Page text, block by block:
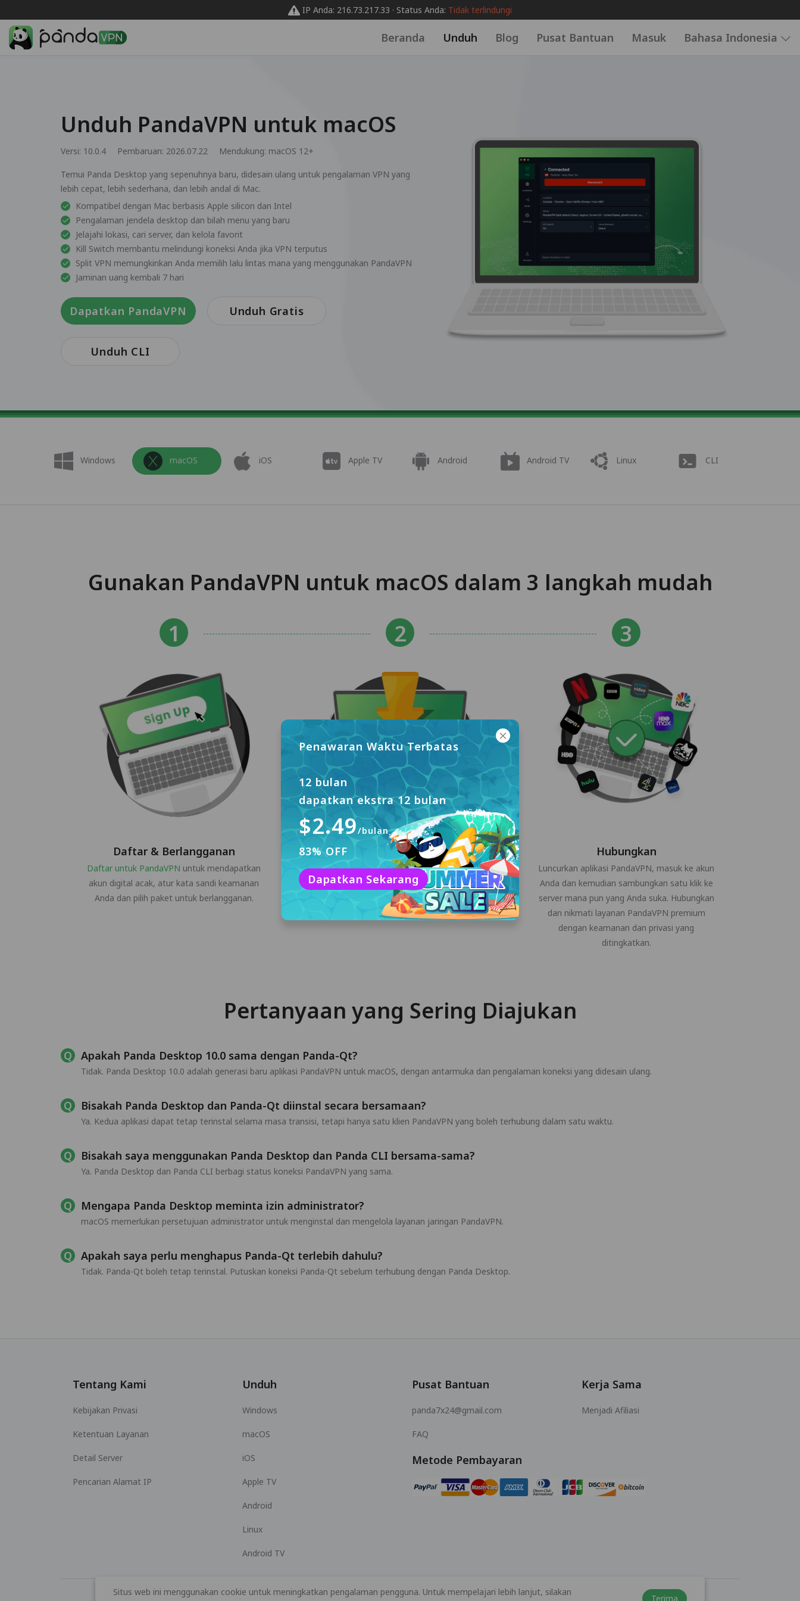
IP Anda: 216.73.217.33 · Status Anda: Tidak terlindungi
Beranda Unduh Blog Pusat Bantuan Masuk Bahasa Indonesia
Unduh PandaVPN untuk macOS
Versi: 10.0.4 Pembaruan: 2026.07.22 Mendukung: macOS 12+
Temui Panda Desktop yang sepenuhnya baru, didesain ulang untuk pengalaman VPN yang
lebih cepat, lebih sederhana, dan lebih andal di Mac.
Kompatibel dengan Mac berbasis Apple silicon dan Intel
Pengalaman jendela desktop dan bilah menu yang baru
Jelajahi lokasi, cari server, dan kelola favorit
Kill Switch membantu melindungi koneksi Anda jika VPN terputus
Split VPN memungkinkan Anda memilih lalu lintas mana yang menggunakan PandaVPN
Jaminan uang kembali 7 hari
Dapatkan PandaVPN Unduh Gratis
Unduh CLI
Windows macOS iOS Apple TV Android Android TV Linux CLI
Gunakan PandaVPN untuk macOS dalam 3 langkah mudah
Daftar & Berlangganan
Daftar untuk PandaVPN untuk mendapatkan
akun digital acak, atur kata sandi keamanan
Anda dan pilih paket untuk berlangganan.
Unduh & Instal
Klik "Unduh Gratis" untuk mengunduh
PandaVPN untuk macOS dan menginstalnya
di komputer Anda.
Hubungkan
Luncurkan aplikasi PandaVPN, masuk ke akun
Anda dan kemudian sambungkan satu klik ke
server mana pun yang Anda suka. Hubungkan
dan nikmati layanan PandaVPN premium
dengan keamanan dan privasi yang
ditingkatkan.
Pertanyaan yang Sering Diajukan
Apakah Panda Desktop 10.0 sama dengan Panda-Qt?
Tidak. Panda Desktop 10.0 adalah generasi baru aplikasi PandaVPN untuk macOS, dengan antarmuka dan pengalaman koneksi yang didesain ulang.
Bisakah Panda Desktop dan Panda-Qt diinstal secara bersamaan?
Ya. Kedua aplikasi dapat tetap terinstal selama masa transisi, tetapi hanya satu klien PandaVPN yang boleh terhubung dalam satu waktu.
Bisakah saya menggunakan Panda Desktop dan Panda CLI bersama-sama?
Ya. Panda Desktop dan Panda CLI berbagi status koneksi PandaVPN yang sama.
Mengapa Panda Desktop meminta izin administrator?
macOS memerlukan persetujuan administrator untuk menginstal dan mengelola layanan jaringan PandaVPN.
Apakah saya perlu menghapus Panda-Qt terlebih dahulu?
Tidak. Panda-Qt boleh tetap terinstal. Putuskan koneksi Panda-Qt sebelum terhubung dengan Panda Desktop.
Penawaran Waktu Terbatas
12 bulan
dapatkan ekstra 12 bulan
$2.49/bulan
83% OFF
Dapatkan Sekarang
Tentang Kami
Kebijakan Privasi
Ketentuan Layanan
Detail Server
Pencarian Alamat IP
Unduh
Windows
macOS
iOS
Apple TV
Android
Linux
Android TV
Pusat Bantuan
panda7x24@gmail.com
FAQ
Kerja Sama
Menjadi Afiliasi
Metode Pembayaran
Situs web ini menggunakan cookie untuk meningkatkan pengalaman pengguna. Untuk mempelajari lebih lanjut, silakan
Terima